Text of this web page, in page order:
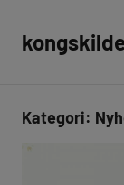
Kategori: